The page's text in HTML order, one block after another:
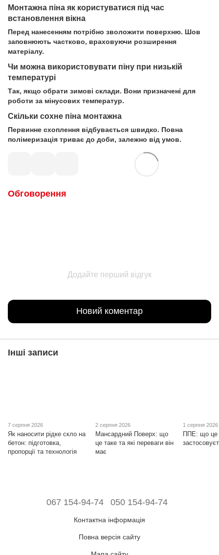
Монтажна піна як користуватися під час
встановлення вікна
Перед нанесенням потрібно зволожити поверхню. Шов
заповнюють частково, враховуючи розширення
матеріалу.
Чи можна використовувати піну при низькій
температурі
Так, якщо обрати зимові склади. Вони призначені для
роботи за мінусових температур.
Скільки сохне піна монтажна
Первинне схоплення відбувається швидко. Повна
полімеризація триває до доби, залежно від умов.
Обговорення
Додайте перший відгук
Новий коментар
Інші записи
7 серпня 2026
Як наносити рідке скло на
бетон: підготовка,
пропорції та технологія
2 серпня 2026
Мансардний Поверх: що
це таке та які переваги він
має
1 серпня 2026
ППЕ: що це
067 154-94-74 050 154-94-74
Контактна інформація
Повна версія сайту